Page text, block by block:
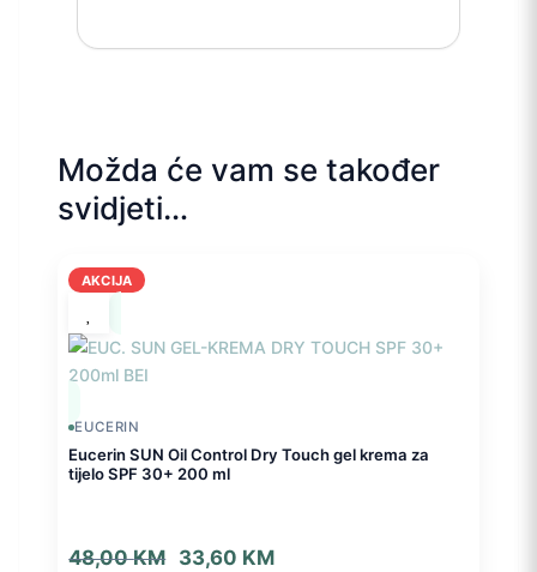
Možda će vam se također
svidjeti…
AKCIJA
EUCERIN
Eucerin SUN Oil Control Dry Touch gel krema za
tijelo SPF 30+ 200 ml
48,00KM
Izvorna
33,60 KMTrenutna